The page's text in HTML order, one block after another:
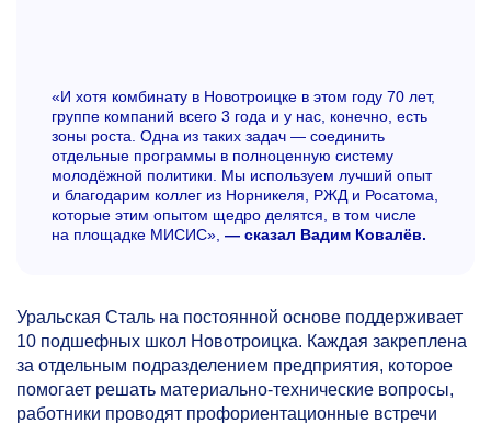
«И хотя комбинату в Новотроицке в этом году 70 лет,
группе компаний всего 3 года и у нас, конечно, есть
зоны роста. Одна из таких задач — соединить
отдельные программы в полноценную систему
молодёжной политики. Мы используем лучший опыт
и благодарим коллег из Норникеля, РЖД и Росатома,
которые этим опытом щедро делятся, в том числе
на площадке МИСИС», — сказал Вадим Ковалёв.
Уральская Сталь на постоянной основе поддерживает
10 подшефных школ Новотроицка. Каждая закреплена
за отдельным подразделением предприятия, которое
помогает решать материально-технические вопросы,
работники проводят профориентационные встречи